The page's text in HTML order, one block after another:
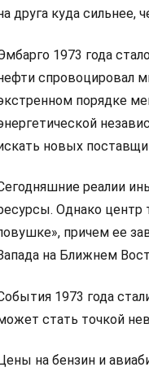
друга куда сильнее,
1973 года
спровоцировал
порядке
новых
реалии
Однако центр
причем ее
на Ближнем
1973 года
стать точкой
на бензин и